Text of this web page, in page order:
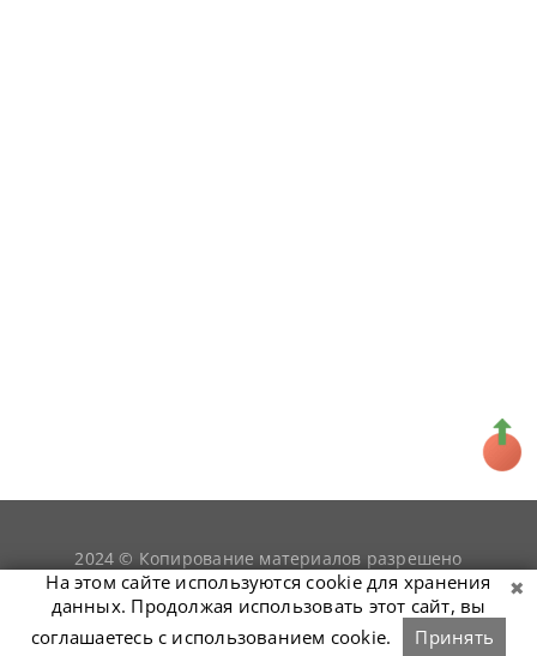
2024 © Копирование материалов разрешено
только при условии гиперссылки наsnookerist.ru
На этом сайте используются cookie для хранения
данных. Продолжая использовать этот сайт, вы
соглашаетесь с использованием cookie.
Принять